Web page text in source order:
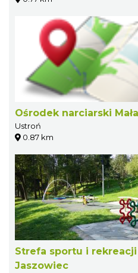
Ośrodek narciarski
Ustroń
0.87 km
Strefa sportu i
Jaszowiec